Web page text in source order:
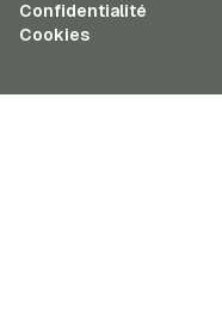
Confidentialité
Cookies